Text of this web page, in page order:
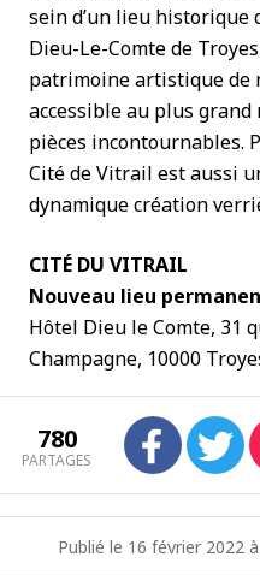
sein d’un lieu historique
Dieu-Le-Comte de
patrimoine artistique de
accessible au plus grand
pièces incontournables.
Cité de Vitrail est aussi
dynamique création
CITÉ DU VITRAIL
Nouveau lieu
Hôtel Dieu le Comte, 31
Champagne, 10000
780
PARTAGES
Publié le 16 février 2022